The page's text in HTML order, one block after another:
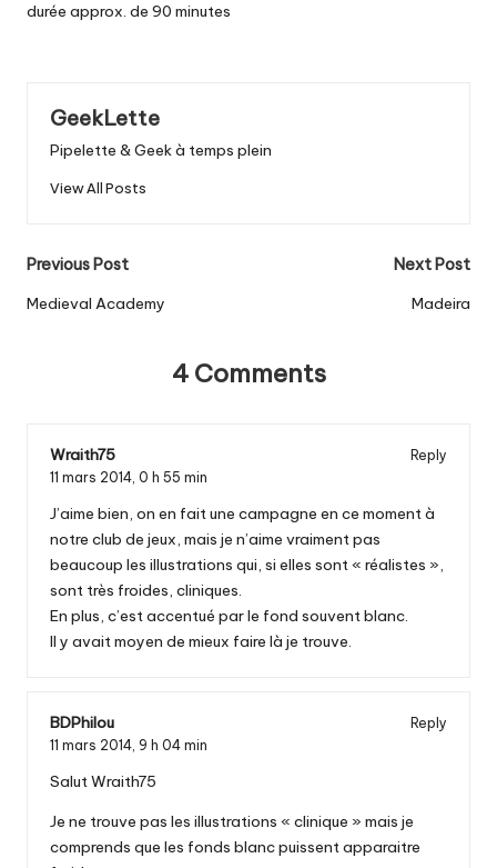
durée approx. de 90 minutes
GeekLette
Pipelette & Geek à temps plein
View All Posts
Post
navigation
Previous Post
Medieval Academy
Next Post
Madeira
4 Comments
Wraith75
Reply
11 mars 2014, 0 h 55 min
J’aime bien, on en fait une campagne en ce moment à
notre club de jeux, mais je n’aime vraiment pas
beaucoup les illustrations qui, si elles sont « réalistes »,
sont très froides, cliniques.
En plus, c’est accentué par le fond souvent blanc.
Il y avait moyen de mieux faire là je trouve.
BDPhilou
Reply
11 mars 2014, 9 h 04 min
Salut Wraith75
Je ne trouve pas les illustrations « clinique » mais je
comprends que les fonds blanc puissent apparaitre